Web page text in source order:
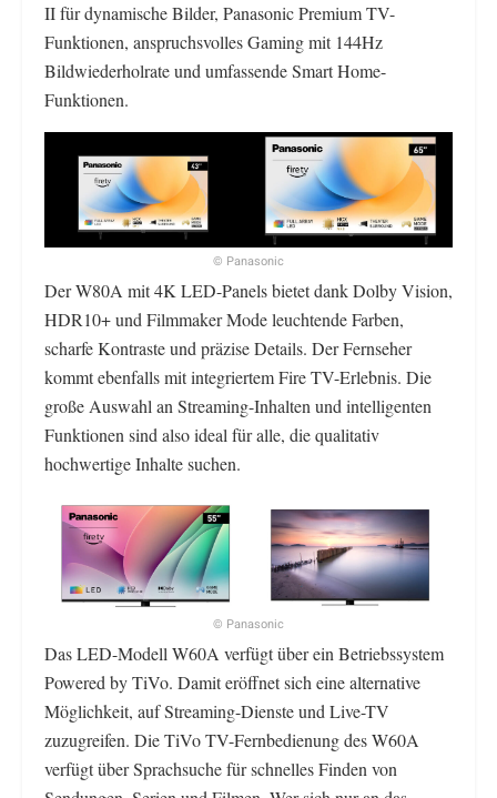
II für dynamische Bilder, Panasonic Premium TV-
Funktionen, anspruchsvolles Gaming mit 144Hz
Bildwiederholrate und umfassende Smart Home-
Funktionen.
© Panasonic
Der W80A mit 4K LED-Panels bietet dank Dolby Vision,
HDR10+ und Filmmaker Mode leuchtende Farben,
scharfe Kontraste und präzise Details. Der Fernseher
kommt ebenfalls mit integriertem Fire TV-Erlebnis. Die
große Auswahl an Streaming-Inhalten und intelligenten
Funktionen sind also ideal für alle, die qualitativ
hochwertige Inhalte suchen.
© Panasonic
Das LED-Modell W60A verfügt über ein Betriebssystem
Powered by TiVo. Damit eröffnet sich eine alternative
Möglichkeit, auf Streaming-Dienste und Live-TV
zuzugreifen. Die TiVo TV-Fernbedienung des W60A
verfügt über Sprachsuche für schnelles Finden von